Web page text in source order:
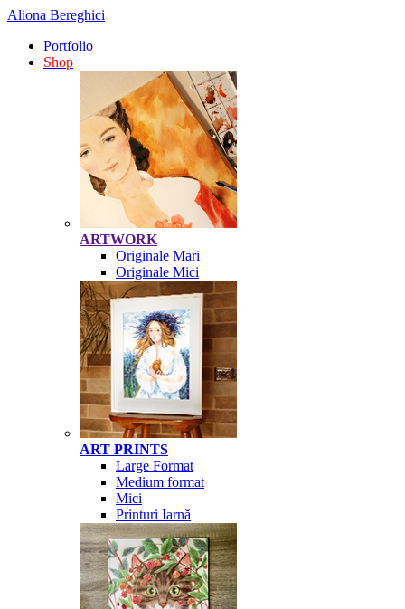
Aliona Bereghici
Portfolio
Shop
ARTWORK
Originale Mari
Originale Mici
ART PRINTS
Large Format
Medium format
Mici
Printuri Iarnă